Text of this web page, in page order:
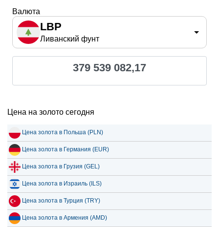
Валюта
LBP
Ливанский фунт
379 539 082,17
Цена на золото сегодня
Цена золота в Польша (PLN)
Цена золота в Германия (EUR)
Цена золота в Грузия (GEL)
Цена золота в Израиль (ILS)
Цена золота в Турция (TRY)
Цена золота в Армения (AMD)